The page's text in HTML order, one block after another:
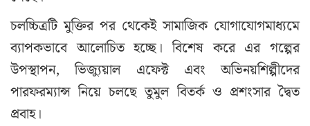
চলচ্চিত্রটি মুক্তির পর থেকেই সামাজিক যোগাযোগমাধ্যমে
ব্যাপকভাবে আলোচিত হচ্ছে। বিশেষ করে এর গল্পের
উপস্থাপন, ভিজ্যুয়াল এফেক্ট এবং অভিনয়শিল্পীদের
পারফরম্যান্স নিয়ে চলছে তুমুল বিতর্ক ও প্রশংসার দ্বৈত
প্রবাহ।